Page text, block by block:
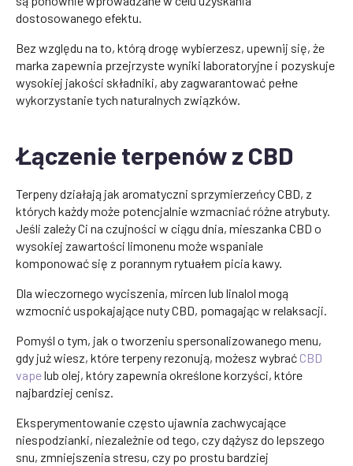
dostosowanego efektu.
Bez względu na to, którą drogę wybierzesz, upewnij się, że
marka zapewnia przejrzyste wyniki laboratoryjne i pozyskuje
wysokiej jakości składniki, aby zagwarantować pełne
wykorzystanie tych naturalnych związków.
Łączenie terpenów z CBD
Terpeny działają jak aromatyczni sprzymierzeńcy CBD, z
których każdy może potencjalnie wzmacniać różne atrybuty.
Jeśli zależy Ci na czujności w ciągu dnia, mieszanka CBD o
wysokiej zawartości limonenu może wspaniale
komponować się z porannym rytuałem picia kawy.
Dla wieczornego wyciszenia, mircen lub linalol mogą
wzmocnić uspokajające nuty CBD, pomagając w relaksacji.
Pomyśl o tym, jak o tworzeniu spersonalizowanego menu,
gdy już wiesz, które terpeny rezonują, możesz wybrać CBD
vapelub olej, który zapewnia określone korzyści, które
najbardziej cenisz.
Eksperymentowanie często ujawnia zachwycające
niespodzianki, niezależnie od tego, czy dążysz do lepszego
snu, zmniejszenia stresu, czy po prostu bardziej